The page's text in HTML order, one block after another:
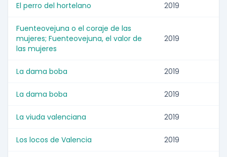
El perro del hortelano 2019
Fuenteovejuna o el coraje de las
mujeres; Fuenteovejuna, el valor de
las mujeres
2019
La dama boba 2019
La dama boba 2019
La viuda valenciana 2019
Los locos de Valencia 2019